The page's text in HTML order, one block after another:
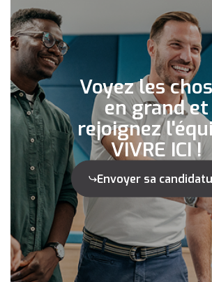
Voyez les
en grand et
rejoignez
VIVRE ICI !
Envoyer sa